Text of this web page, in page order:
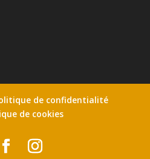
de confidentialité
de cookies